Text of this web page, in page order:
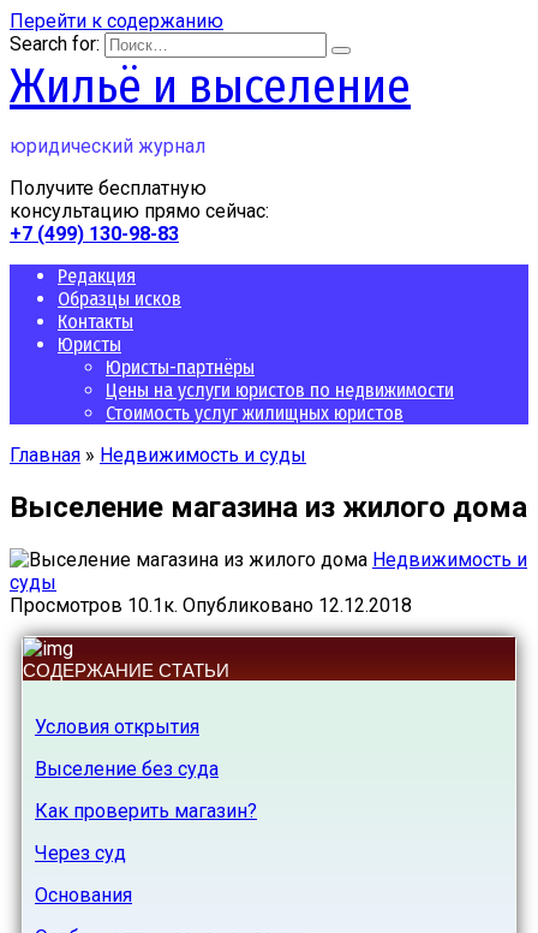
Перейти к содержанию
Search for:
Жильё и выселение
юридический журнал
Получите бесплатную
консультацию прямо сейчас:
+7 (499) 130-98-83
Редакция
Образцы исков
Контакты
Юристы
Юристы-партнёры
Цены на услуги юристов по недвижимости
Стоимость услуг жилищных юристов
Главная » Недвижимость и суды
Выселение магазина из жилого дома
Недвижимость и
суды
Просмотров 10.1к. Опубликовано 12.12.2018
СОДЕРЖАНИЕ СТАТЬИ
Условия открытия
Выселение без суда
Как проверить магазин?
Через суд
Основания